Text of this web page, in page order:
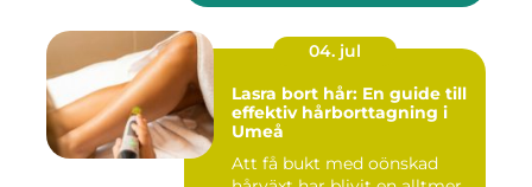
04. jul
Lasra bort hår: En guide till
effektiv hårborttagning i
Umeå
Att få bukt med oönskad